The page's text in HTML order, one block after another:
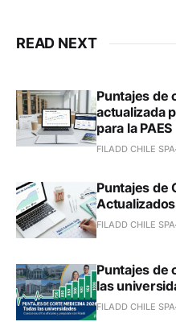
READ NEXT
Puntajes de
actualizada
para la PAES
FILADD CHILE SPA
Puntajes de
Actualizados
FILADD CHILE SPA
Puntajes de
las
FILADD CHILE SPA